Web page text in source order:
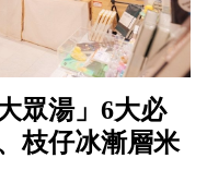
眾湯」6大必
枝仔冰漸層米